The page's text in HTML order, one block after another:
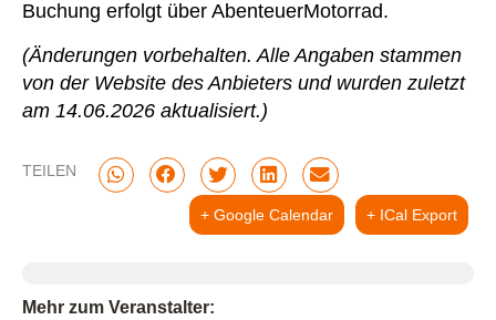
Buchung erfolgt über AbenteuerMotorrad.
(Änderungen vorbehalten. Alle Angaben stammen
von der Website des Anbieters und wurden zuletzt
am 14.06.2026 aktualisiert.)
TEILEN
+ Google Calendar + ICal Export
Mehr zum Veranstalter: